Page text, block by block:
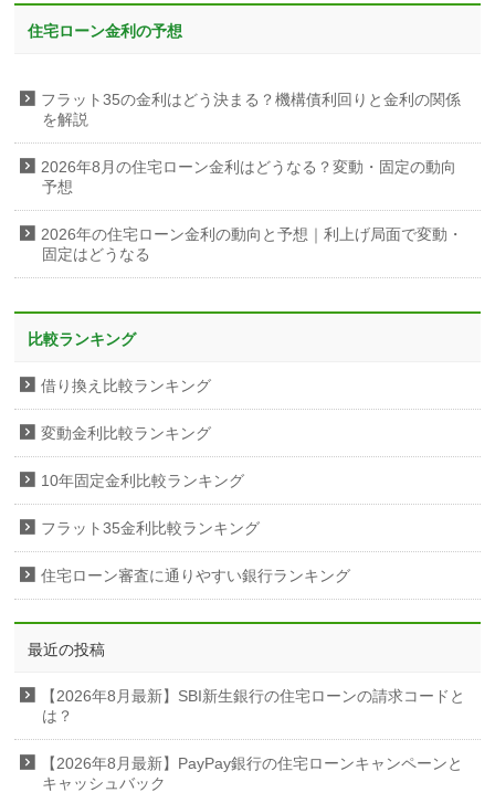
住宅ローン金利の予想
フラット35の金利はどう決まる？機構債利回りと金利の関係
を解説
2026年8月の住宅ローン金利はどうなる？変動・固定の動向
予想
2026年の住宅ローン金利の動向と予想｜利上げ局面で変動・
固定はどうなる
比較ランキング
借り換え比較ランキング
変動金利比較ランキング
10年固定金利比較ランキング
フラット35金利比較ランキング
住宅ローン審査に通りやすい銀行ランキング
最近の投稿
【2026年8月最新】SBI新生銀行の住宅ローンの請求コードと
は？
【2026年8月最新】PayPay銀行の住宅ローンキャンペーンと
キャッシュバック